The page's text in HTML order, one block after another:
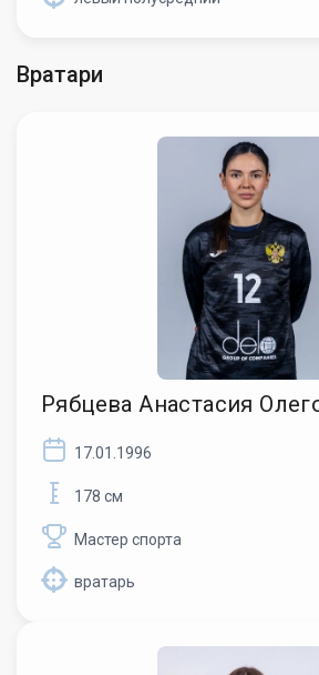
Вратари
Рябцева Анастасия
17.01.1996
178 см
Мастер спорта
вратарь